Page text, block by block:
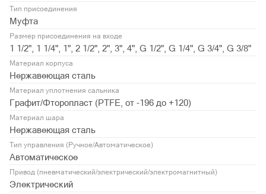
Тип присоединения
Муфта
Размер присоединения на входе
1 1/2", 1 1/4", 1", 2 1/2", 2", 3", 4", G 1/2", G 1/4", G 3/4", G 3/8"
Материал корпуса
Нержавеющая сталь
Материал уплотнения сальника
Графит/Фторопласт (PTFE, от -196 до +120)
Материал шара
Нержавеющая сталь
Тип управления (Ручное/Автоматическое)
Автоматическое
Привод (пневматический/электрический/электромагнитный)
Электрический